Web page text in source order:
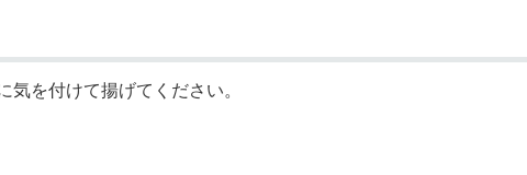
を付けて揚げてください。